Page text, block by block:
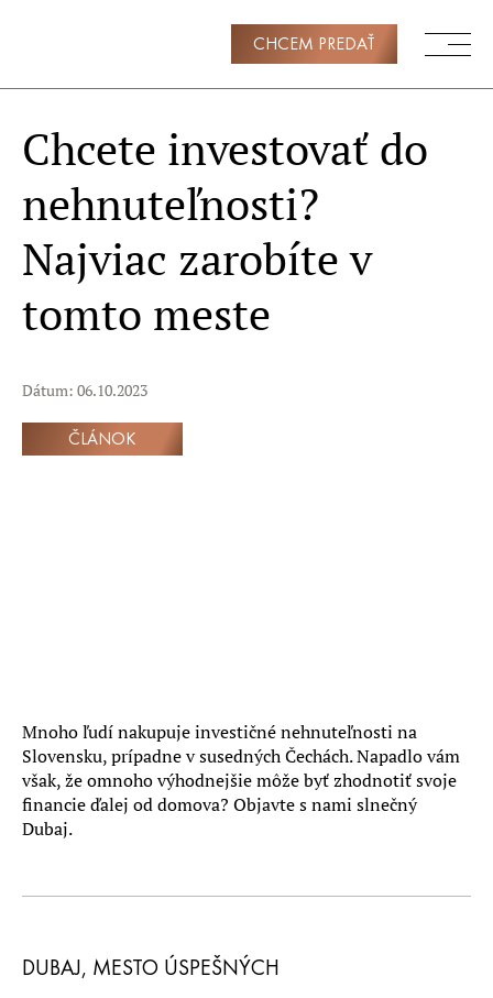
CHCEM PREDAŤ
Chcete investovať do
nehnuteľnosti?
Najviac zarobíte v
tomto meste
Dátum: 06.10.2023
ČLÁNOK
Mnoho ľudí nakupuje investičné nehnuteľnosti na
Slovensku, prípadne v susedných Čechách. Napadlo vám
však, že omnoho výhodnejšie môže byť zhodnotiť svoje
financie ďalej od domova? Objavte s nami slnečný
Dubaj.
DUBAJ, MESTO ÚSPEŠNÝCH